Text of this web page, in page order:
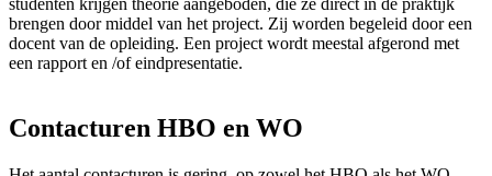
brengen door middel van het project. Zij worden begeleid door een
docent van de opleiding. Een project wordt meestal afgerond met
een rapport en /of eindpresentatie.
Contacturen HBO en WO